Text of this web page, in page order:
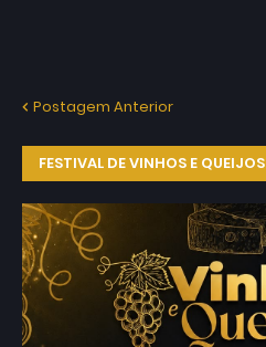
Postagem Anterior
FESTIVAL DE VINHOS E QUEIJOS